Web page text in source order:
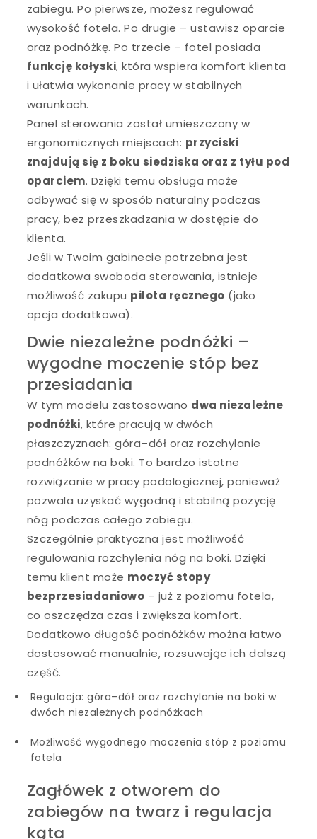
zabiegu. Po pierwsze, możesz regulować
wysokość fotela. Po drugie – ustawisz oparcie
oraz podnóżkę. Po trzecie – fotel posiada
funkcję kołyski, która wspiera komfort klienta
i ułatwia wykonanie pracy w stabilnych
warunkach.
Panel sterowania został umieszczony w
ergonomicznych miejscach: przyciski
znajdują się z boku siedziska oraz z tyłu pod
oparciem. Dzięki temu obsługa może
odbywać się w sposób naturalny podczas
pracy, bez przeszkadzania w dostępie do
klienta.
Jeśli w Twoim gabinecie potrzebna jest
dodatkowa swoboda sterowania, istnieje
możliwość zakupu pilota ręcznego (jako
opcja dodatkowa).
Dwie niezależne podnóżki –
wygodne moczenie stóp bez
przesiadania
W tym modelu zastosowano dwa niezależne
podnóżki, które pracują w dwóch
płaszczyznach: góra–dół oraz rozchylanie
podnóżków na boki. To bardzo istotne
rozwiązanie w pracy podologicznej, ponieważ
pozwala uzyskać wygodną i stabilną pozycję
nóg podczas całego zabiegu.
Szczególnie praktyczna jest możliwość
regulowania rozchylenia nóg na boki. Dzięki
temu klient może moczyć stopy
bezprzesiadaniowo – już z poziomu fotela,
co oszczędza czas i zwiększa komfort.
Dodatkowo długość podnóżków można łatwo
dostosować manualnie, rozsuwając ich dalszą
część.
Regulacja: góra–dół oraz rozchylanie na boki w
dwóch niezależnych podnóżkach
Możliwość wygodnego moczenia stóp z poziomu
fotela
Zagłówek z otworem do
zabiegów na twarz i regulacja
kąta